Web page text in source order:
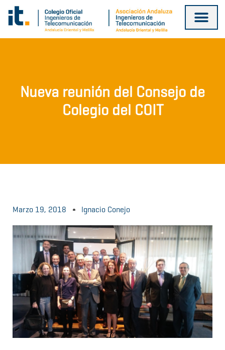
contenido
Nueva reunión del Consejo de
Colegio del COIT
Marzo 19, 2018 Ignacio Conejo